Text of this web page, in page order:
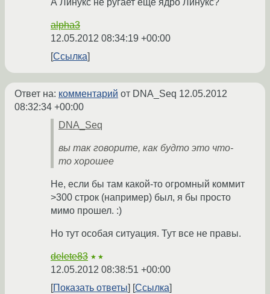
А Линукс не ругает ещё ядро Линукс?
alpha3
12.05.2012 08:34:19 +00:00
Ссылка
Ответ на: комментарий от DNA_Seq 12.05.2012
08:32:34 +00:00
DNA_Seq
вы так говорите, как будто это что-
то хорошее
Не, если бы там какой-то огромный коммит
>300 строк (например) был, я бы просто
мимо прошел. :)
Но тут особая ситуация. Тут все не правы.
delete83 ★★
12.05.2012 08:38:51 +00:00
Показать ответы
Ссылка